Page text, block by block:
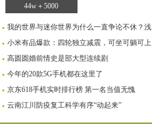
44w＋5000
我的世界与迷你世界为什么一直争论不休？浅
小米有品爆款：四轮独立减震，可坐可躺可上
高圆圆婚前情史是部大型连续剧
今年的20款5G手机都在这里了
京东618手机实时排行榜 第一名当值无愧
云南江川防疫复工科学有序“动起来”